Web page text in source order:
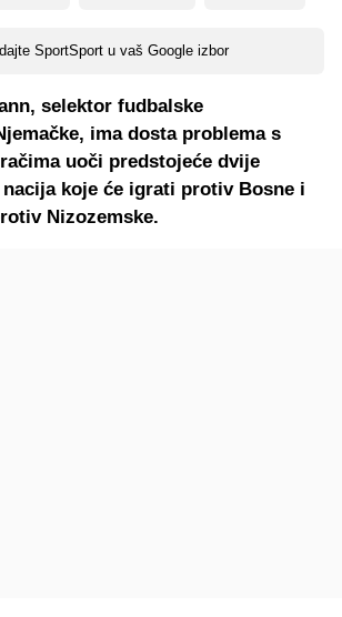
SportSport u vaš Google izbor
selektor fudbalske
ima dosta problema s
uoči predstojeće dvije
koje će igrati protiv Bosne i
Nizozemske.